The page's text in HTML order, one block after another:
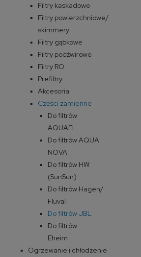
Filtry kaskadowe
Filtry powierzchniowe/
skimmery
Filtry gąbkowe
Filtry podżwirowe
Filtry RO
Prefiltry
Akcesoria
Części zamienne
Do filtrów
AQUAEL
Do filtrów AQUA
NOVA
Do filtrów HW
(SunSun)
Do filtrów Hagen/
Fluval
Do filtrów JBL
Do filtrów
Eheim
Ogrzewanie i chłodzenie